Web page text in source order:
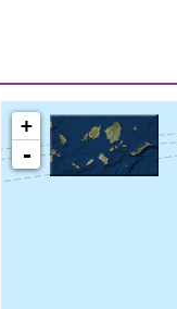
+
-